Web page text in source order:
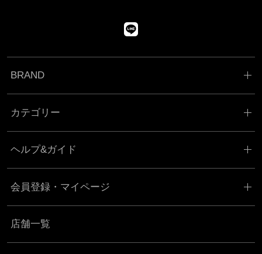
BRAND
カテゴリー
ヘルプ&ガイド
会員登録・マイページ
店舗一覧